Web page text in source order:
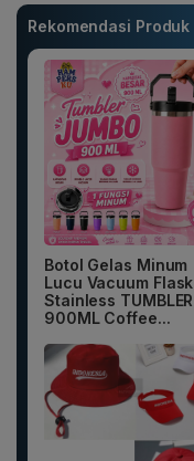
Rekomendasi Produk
Botol Gelas Minum
Lucu Vacuum Flask
Stainless TUMBLER
900ML Coffee...